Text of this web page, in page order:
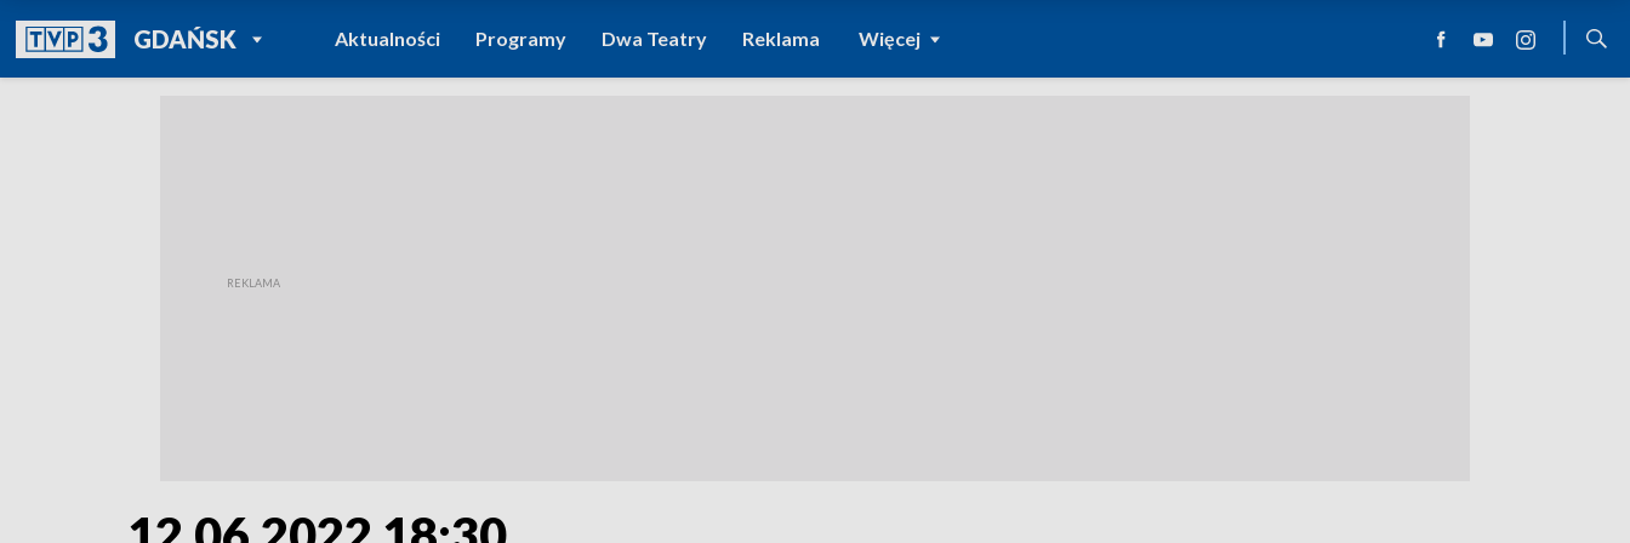
GDAŃSKPOWRÓT DO
TVP REGIONY
Aktualności Programy Dwa Teatry Reklama Więcej